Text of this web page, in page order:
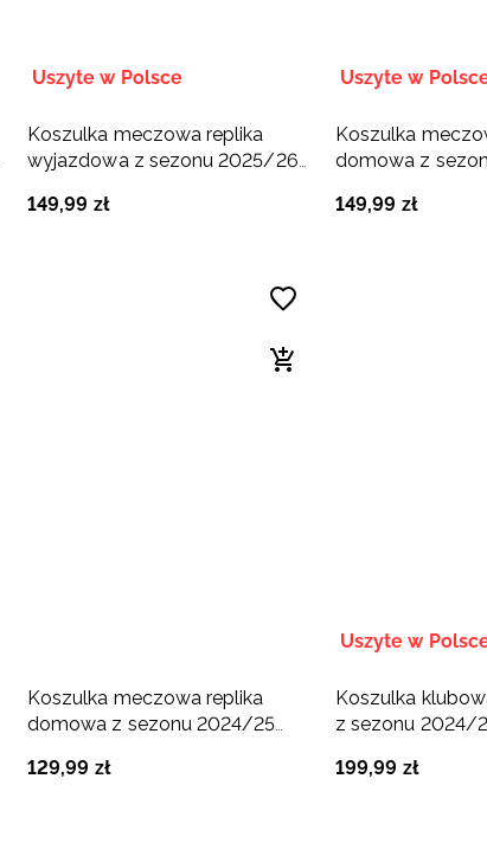
Uszyte w Polsce
Koszulka meczowa replika
wyjazdowa z sezonu 2025/26
czarna
149,99 zł
Uszyte w
Koszulka
domowa z
pomarańczowa
149,99 zł
Koszulka meczowa replika
domowa z sezonu 2024/25
multikolor
129,99 zł
Uszyte w
Koszulka
z sezonu 2024/
199,99 zł